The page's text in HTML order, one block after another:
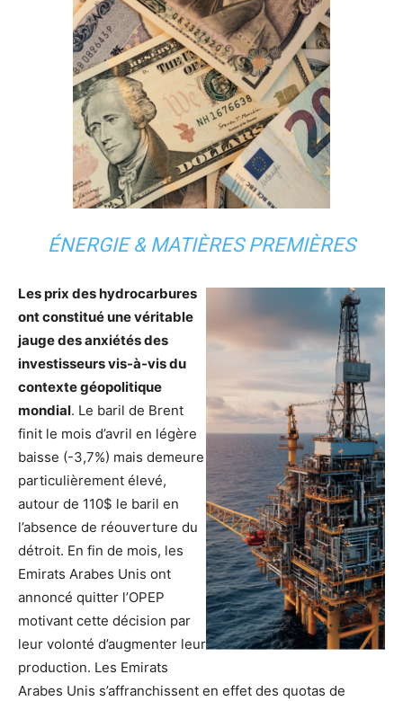
ÉNERGIE & MATIÈRES PREMIÈRES
Les prix des hydrocarbures
ont constitué une véritable
jauge des anxiétés des
investisseurs vis-à-vis du
contexte géopolitique
mondial. Le baril de Brent
finit le mois d’avril en légère
baisse (-3,7%) mais demeure
particulièrement élevé,
autour de 110$ le baril en
l’absence de réouverture du
détroit. En fin de mois, les
Emirats Arabes Unis ont
annoncé quitter l’OPEP
motivant cette décision par
leur volonté d’augmenter leur
production. Les Emirats
Arabes Unis s’affranchissent en effet des quotas de